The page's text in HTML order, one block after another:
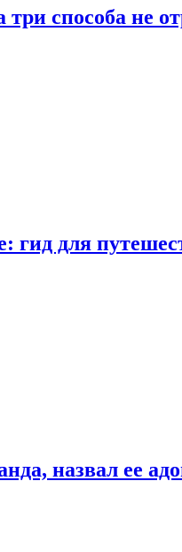
способа не
гид для
назвал ее